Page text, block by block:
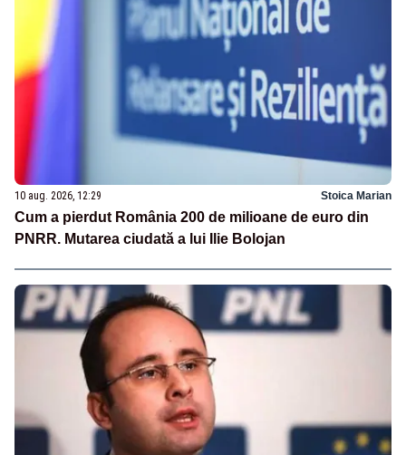
10 aug. 2026, 12:29 Stoica Marian
Cum a pierdut România 200 de milioane de euro din
PNRR. Mutarea ciudată a lui Ilie Bolojan